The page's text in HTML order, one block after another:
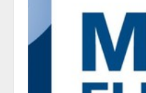
&
Tobago
to
transform
AI-
Led
Customer